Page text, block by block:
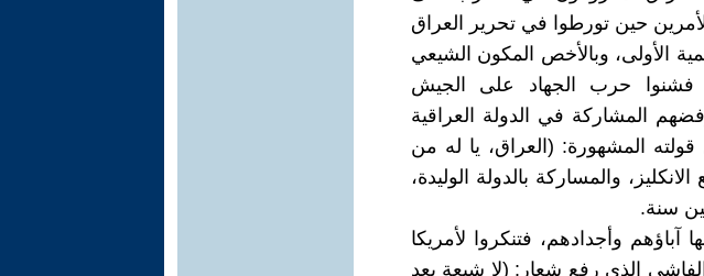
حين تورطوا في تحرير العراق
الأولى، وبالأخص المكون الشيعي
فشنوا حرب الجهاد على الجيش
المشاركة في الدولة العراقية
المشهورة: (العراق، يا له من
والمساركة بالدولة الوليدة،
سنة.
آباؤهم وأجدادهم، فتنكروا لأمريكا
الذي رفع شعار: (لا شيعة بعد